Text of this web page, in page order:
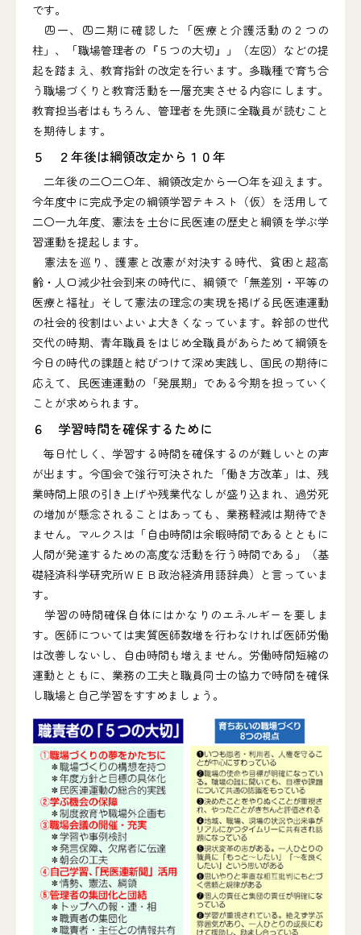
です。
四一、四二期に確認した「医療と介護活動の２つの
柱」、「職場管理者の『５つの大切』」（左図）などの提
起を踏まえ、教育指針の改定を行います。多職種で育ち合
う職場づくりと教育活動を一層充実させる内容にします。
教育担当者はもちろん、管理者を先頭に全職員が読むこと
を期待します。
５ ２年後は綱領改定から１０年
二年後の二〇二〇年、綱領改定から一〇年を迎えます。
今年度中に完成予定の綱領学習テキスト（仮）を活用して
二〇一九年度、憲法を土台に民医連の歴史と綱領を学ぶ学
習運動を提起します。
憲法を巡り、護憲と改憲が対決する時代、貧困と超高
齢・人口減少社会到来の時代に、綱領で「無差別・平等の
医療と福祉」そして憲法の理念の実現を掲げる民医連運動
の社会的役割はいよいよ大きくなっています。幹部の世代
交代の時期、青年職員をはじめ全職員があらためて綱領を
今日の時代の課題と結びつけて深め実践し、国民の期待に
応えて、民医連運動の「発展期」である今期を担っていく
ことが求められます。
６ 学習時間を確保するために
毎日忙しく、学習する時間を確保するのが難しいとの声
が出ます。今国会で強行可決された「働き方改革」は、残
業時間上限の引き上げや残業代なしが盛り込まれ、過労死
の増加が懸念されることはあっても、業務軽減は期待でき
ません。マルクスは「自由時間は余暇時間であるとともに
人間が発達するための高度な活動を行う時間である」（基
礎経済科学研究所ＷＥＢ政治経済用語辞典）と言っていま
す。
学習の時間確保自体にはかなりのエネルギーを要しま
す。医師については実質医師数増を行わなければ医師労働
は改善しないし、自由時間も増えません。労働時間短縮の
運動とともに、業務の工夫と職員同士の協力で時間を確保
し職場と自己学習をすすめましょう。